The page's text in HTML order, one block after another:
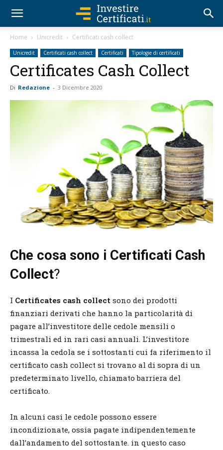
Home Unicredit Certificati cash collect
Unicredit Certificati cash collect Certificati Tipologie di certificati
Certificates Cash Collect
Di Redazione - 3 Dicembre 2020
Che cosa sono i Certificati Cash
Collect?
I Certificates cash collect sono dei prodotti
finanziari derivati che hanno la particolarità di
pagare all’investitore delle cedole mensili o
trimestrali ed in rari casi annuali. L’investitore
incassa la cedola se i sottostanti cui fa riferimento il
certificato cash collect si trovano al di sopra di un
predeterminato livello, chiamato barriera del
certificato.
In alcuni casi le cedole possono essere
incondizionate, ossia pagate indipendentemente
dall’andamento del sottostante. in questo caso